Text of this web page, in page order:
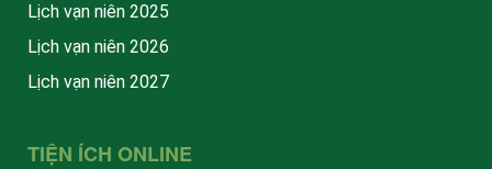
Lịch vạn niên 2025
Lịch vạn niên 2026
Lịch vạn niên 2027
TIỆN ÍCH ONLINE